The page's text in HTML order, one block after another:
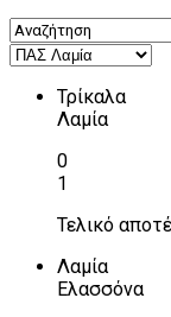
Τρίκαλα
Λαμία
0
1
Τελικό
Λαμία
Ελασσόνα